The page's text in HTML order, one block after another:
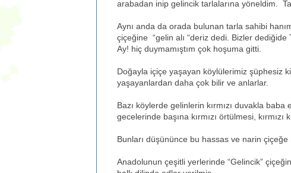
arabadan inip gelincik tarlalarına yöneldim.
Aynı anda da orada bulunan tarla sahibi
çiçeğine “gelin alı “deriz dedi. Bizler
Ay! hiç duymamıştım çok hoşuma gitti.
Doğayla içiçe yaşayan köylülerimiz şüphesiz
yaşayanlardan daha çok bilir ve anlarlar.
Bazı köylerde gelinlerin kırmızı duvakla baba
gecelerinde başına kırmızı örtülmesi, kırmızı
Bunları düşününce bu hassas ve narin çiçeğe
Anadolunun çeşitli yerlerinde “Gelincik”